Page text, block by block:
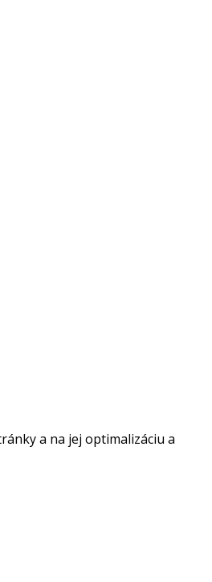
a na jej optimalizáciu a